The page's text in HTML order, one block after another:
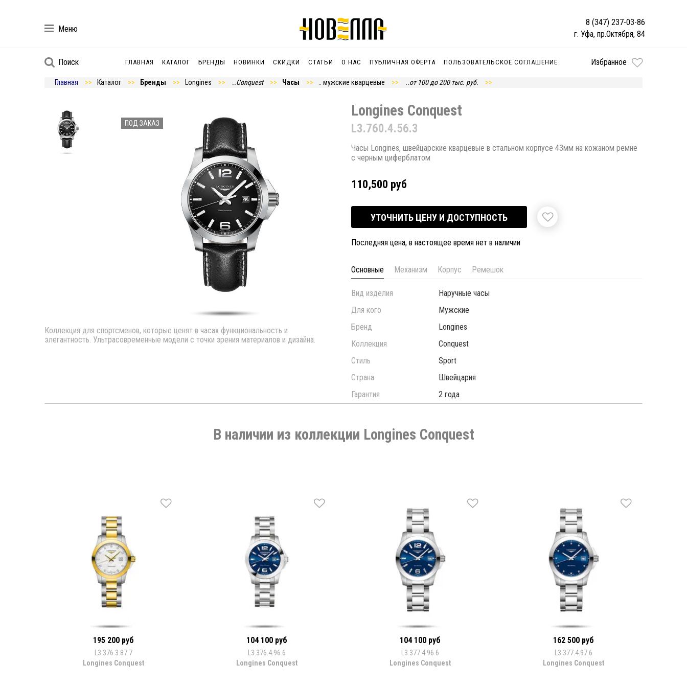
Меню
8 (347) 237-03-86
г. Уфа, пр.Октября, 84
Поиск ГЛАВНАЯ КАТАЛОГ БРЕНДЫ НОВИНКИ СКИДКИ СТАТЬИ О НАС ПУБЛИЧНАЯ ОФЕРТА ПОЛЬЗОВАТЕЛЬСКОЕ СОГЛАШЕНИЕ Избранное
Главная Каталог Бренды Longines ..Conquest Часы .. мужские кварцевые ..от 100 до 200 тыс. руб.
ПОД ЗАКАЗ
Коллекция для спортсменов, которые ценят в часах функциональность и
элегантность. Ультрасовременные модели с точки зрения материалов и дизайна.
Longines Conquest
L3.760.4.56.3
Часы Longines, швейцарские кварцевые в стальном корпусе 43мм на кожаном ремне
с черным циферблатом
110,500 руб
УТОЧНИТЬ ЦЕНУ И ДОСТУПНОСТЬ
Последняя цена, в настоящее время нет в наличии
Основные Механизм Корпус Ремешок
Вид изделия
Наручные часы
Для кого
Мужские
Бренд
Longines
Коллекция
Conquest
Стиль
Sport
Страна
Швейцария
Гарантия
2 года
В наличии из коллекции Longines Conquest
195 200 руб
L3.376.3.87.7
Longines Conquest
104 100 руб
L3.376.4.96.6
Longines Conquest
104 100 руб
L3.377.4.96.6
Longines Conquest
162 500 руб
L3.377.4.97.6
Longines Conquest